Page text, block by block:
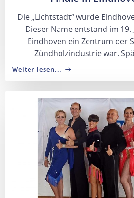
Die „Lichtstadt“ wurde
Dieser Name entstand im 19.
Eindhoven ein Zentrum der
Zündholzindustrie war.
Weiter lesen...